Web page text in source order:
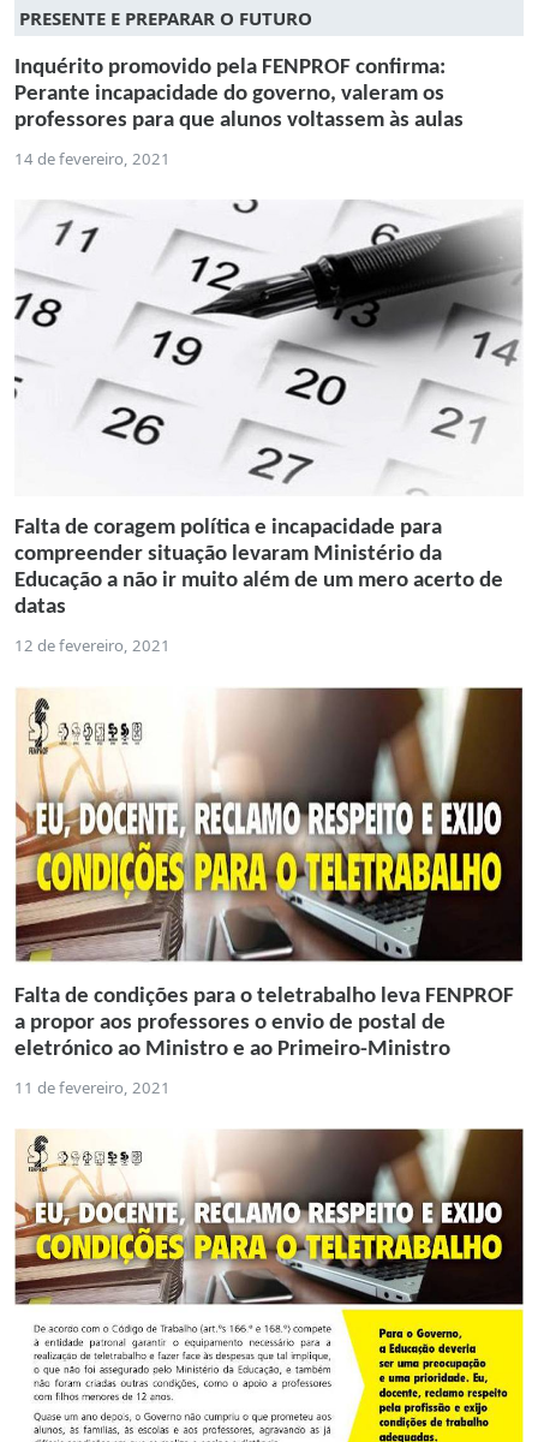
PRESENTE E PREPARAR O FUTURO
Inquérito promovido pela FENPROF confirma:
Perante incapacidade do governo, valeram os
professores para que alunos voltassem às aulas
14 de fevereiro, 2021
Falta de coragem política e incapacidade para
compreender situação levaram Ministério da
Educação a não ir muito além de um mero acerto de
datas
12 de fevereiro, 2021
Falta de condições para o teletrabalho leva FENPROF
a propor aos professores o envio de postal de
eletrónico ao Ministro e ao Primeiro-Ministro
11 de fevereiro, 2021